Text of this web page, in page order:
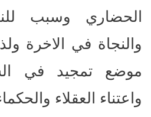
الحضاري وسبب
والنجاة في الاخرة
موضع تمجيد في
واعتناء العقلاء